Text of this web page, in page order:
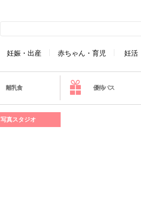
妊娠・出産 赤ちゃん・育児 妊活
離乳食 優待パス
写真スタジオ